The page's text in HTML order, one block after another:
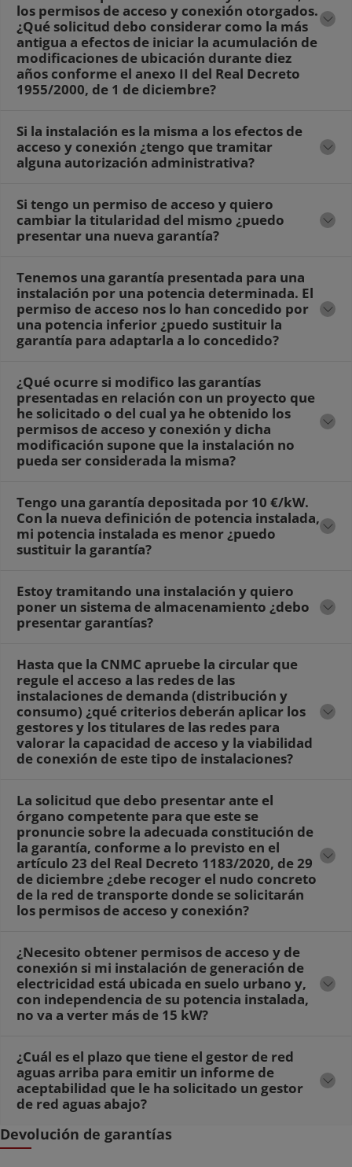
los permisos de acceso y conexión otorgados.
¿Qué solicitud debo considerar como la más
antigua a efectos de iniciar la acumulación de
modificaciones de ubicación durante diez
años conforme el anexo II del Real Decreto
1955/2000, de 1 de diciembre?
Si la instalación es la misma a los efectos de
acceso y conexión ¿tengo que tramitar
alguna autorización administrativa?
Si tengo un permiso de acceso y quiero
cambiar la titularidad del mismo ¿puedo
presentar una nueva garantía?
Tenemos una garantía presentada para una
instalación por una potencia determinada. El
permiso de acceso nos lo han concedido por
una potencia inferior ¿puedo sustituir la
garantía para adaptarla a lo concedido?
¿Qué ocurre si modifico las garantías
presentadas en relación con un proyecto que
he solicitado o del cual ya he obtenido los
permisos de acceso y conexión y dicha
modificación supone que la instalación no
pueda ser considerada la misma?
Tengo una garantía depositada por 10 €/kW.
Con la nueva definición de potencia instalada,
mi potencia instalada es menor ¿puedo
sustituir la garantía?
Estoy tramitando una instalación y quiero
poner un sistema de almacenamiento ¿debo
presentar garantías?
Hasta que la CNMC apruebe la circular que
regule el acceso a las redes de las
instalaciones de demanda (distribución y
consumo) ¿qué criterios deberán aplicar los
gestores y los titulares de las redes para
valorar la capacidad de acceso y la viabilidad
de conexión de este tipo de instalaciones?
La solicitud que debo presentar ante el
órgano competente para que este se
pronuncie sobre la adecuada constitución de
la garantía, conforme a lo previsto en el
artículo 23 del Real Decreto 1183/2020, de 29
de diciembre ¿debe recoger el nudo concreto
de la red de transporte donde se solicitarán
los permisos de acceso y conexión?
¿Necesito obtener permisos de acceso y de
conexión si mi instalación de generación de
electricidad está ubicada en suelo urbano y,
con independencia de su potencia instalada,
no va a verter más de 15 kW?
¿Cuál es el plazo que tiene el gestor de red
aguas arriba para emitir un informe de
aceptabilidad que le ha solicitado un gestor
de red aguas abajo?
Devolución de garantías